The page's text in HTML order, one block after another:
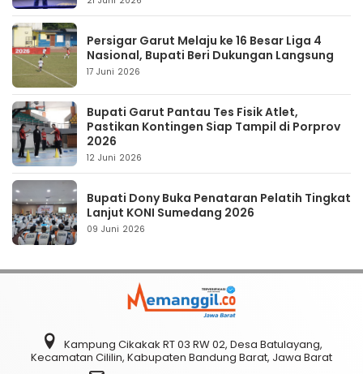
Persigar Garut Melaju ke 16 Besar Liga 4
Nasional, Bupati Beri Dukungan Langsung
17 Juni 2026
Bupati Garut Pantau Tes Fisik Atlet,
Pastikan Kontingen Siap Tampil di Porprov
2026
12 Juni 2026
Bupati Dony Buka Penataran Pelatih Tingkat
Lanjut KONI Sumedang 2026
09 Juni 2026
Kampung Cikakak RT 03 RW 02, Desa Batulayang,
Kecamatan Cililin, Kabupaten Bandung Barat, Jawa Barat